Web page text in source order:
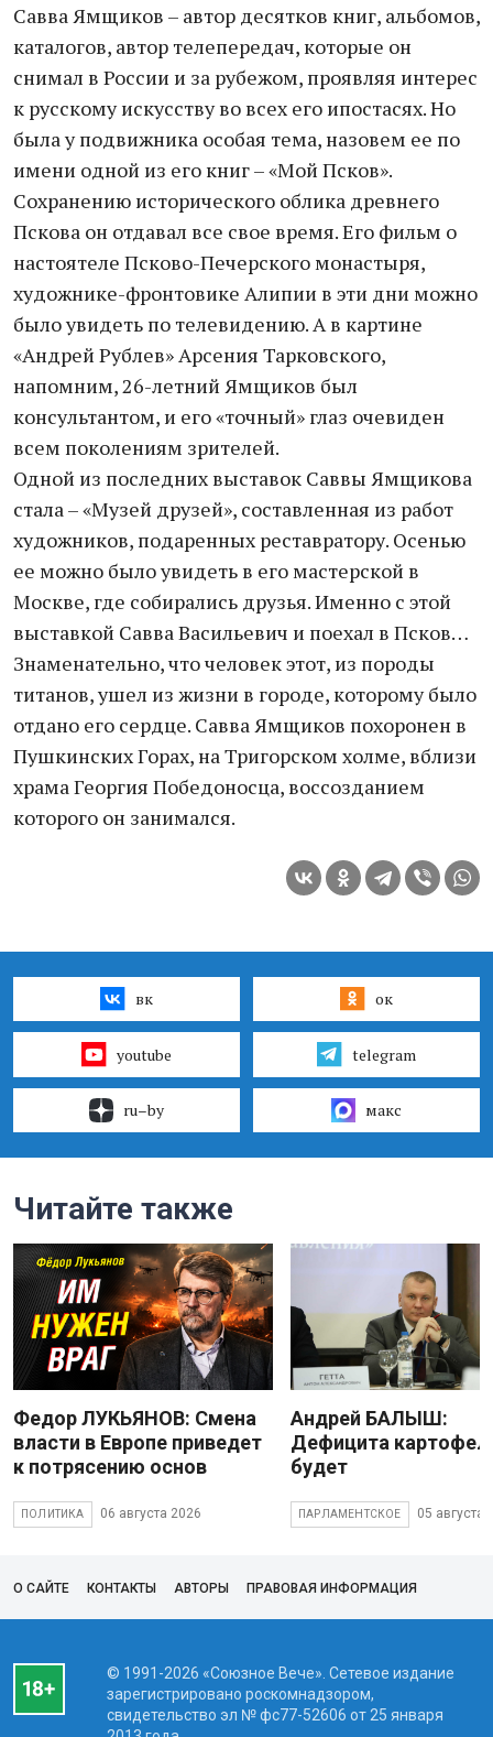
Савва Ямщиков – автор десятков книг, альбомов,
каталогов, автор телепередач, которые он
снимал в России и за рубежом, проявляя интерес
к русскому искусству во всех его ипостасях. Но
была у подвижника особая тема, назовем ее по
имени одной из его книг – «Мой Псков».
Сохранению исторического облика древнего
Пскова он отдавал все свое время. Его фильм о
настоятеле Псково-Печерского монастыря,
художнике-фронтовике Алипии в эти дни можно
было увидеть по телевидению. А в картине
«Андрей Рублев» Арсения Тарковского,
напомним, 26-летний Ямщиков был
консультантом, и его «точный» глаз очевиден
всем поколениям зрителей.
Одной из последних выставок Саввы Ямщикова
стала – «Музей друзей», составленная из работ
художников, подаренных реставратору. Осенью
ее можно было увидеть в его мастерской в
Москве, где собирались друзья. Именно с этой
выставкой Савва Васильевич и поехал в Псков…
Знаменательно, что человек этот, из породы
титанов, ушел из жизни в городе, которому было
отдано его сердце. Савва Ямщиков похоронен в
Пушкинских Горах, на Тригорском холме, вблизи
храма Георгия Победоносца, воссозданием
которого он занимался.
вк ок
youtube telegram
ru–by макс
Читайте также
Федор ЛУКЬЯНОВ: Смена
власти в Европе приведет
к потрясению основ
ПОЛИТИКА 06 августа 2026
Андрей БАЛЫШ:
Дефицита
будет
ПАРЛАМЕНТСКОЕ 05 августа
О САЙТЕ КОНТАКТЫ АВТОРЫ ПРАВОВАЯ ИНФОРМАЦИЯ
© 1991-2026 «Союзное Вече». Сетевое издание
зарегистрировано роскомнадзором,
свидетельство эл № фc77-52606 от 25 января